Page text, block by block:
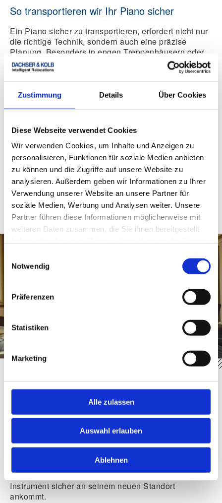
Zustimmung Details Über Cookies
Diese Webseite verwendet Cookies
Wir verwenden Cookies, um Inhalte und Anzeigen zu
personalisieren, Funktionen für soziale Medien anbieten
zu können und die Zugriffe auf unsere Website zu
analysieren. Außerdem geben wir Informationen zu Ihrer
Verwendung unserer Website an unsere Partner für
soziale Medien, Werbung und Analysen weiter. Unsere
Partner führen diese Informationen möglicherweise mit
weiteren Daten zusammen, die Sie ihnen bereitgestellt
Notwendig
Präferenzen
Statistiken
Marketing
Alle zulassen
Auswahl erlauben
Ablehnen
So transportieren wir Ihr Piano sicher
Ein Piano sicher zu transportieren, erfordert nicht nur
die richtige Technik, sondern auch eine präzise
Planung. Besonders in engen Treppenhäusern oder
bei Umzügen über mehrere Etagen ist es
entscheidend, dass der
professionell
geplant und durchgeführt wird. Dank unserer
Erfahrung und moderner Technik können wir selbst
uns um die Details an der Be- und Entladestelle.
Wenn das Ein- oder Ausbringen mit einem Kran
erfolgen soll, planen wir dies frühzeitig. Wir achten
darauf, dass Ihr Klavier oder Flügel gut verpackt und
gesichert wird, um Erschütterungen während des
Transports zu minimieren. Sollte Ihr Umzug über eine
längere Distanz gehen, bieten wir auch spezielle
Klimakontrollen für den Transport an, um das Holz
des Instruments vor extremen
Temperaturschwankungen zu schützen.
DACHSER & KOLB – Ihr Partner für den
sicheren Klavierumzug
Der
DACHSER & KOLB legen wir größten Wert auf den
sicheren und sorgsamen Umgang mit Ihrem
Instrument. Egal, ob Sie ein Klavier oder einen Flügel
transportieren möchten – unser Team sorgt dafür,
dass Ihr Umzug reibungslos verläuft und Ihr
Instrument sicher an seinem neuen Standort
ankommt.